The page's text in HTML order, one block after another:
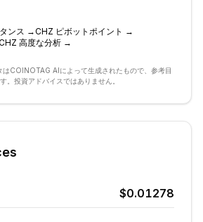
ンス →CHZ ピボットポイント →
高度な分析 →
COINOTAG AIによって生成されたもので、参考目
。投資アドバイスではありません。
$0.01278